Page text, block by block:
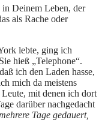
Deinem Leben, der
als Rache oder
lebte, ging ich
hieß „Telephone“.
ich den Laden hasse,
mich da meistens
mit denen ich dort
darüber nachgedacht
Tage gedauert,